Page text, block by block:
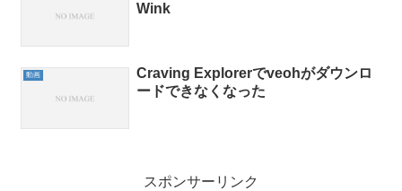
Wink
動画
Craving Explorerでveohがダウンロ
ードできなくなった
スポンサーリンク